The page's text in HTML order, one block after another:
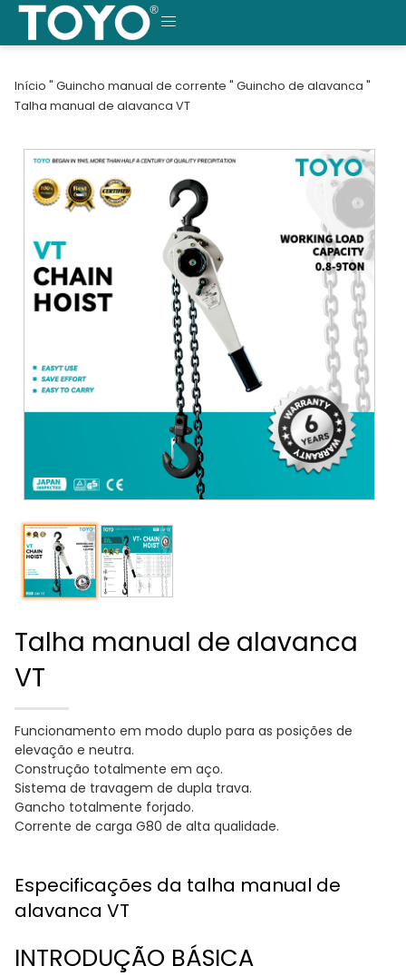
Saltar
o
MENU
Início " Guincho manual de corrente " Guincho de alavanca "
Talha manual de alavanca VT
Talha manual de alavanca
VT
Funcionamento em modo duplo para as posições de
elevação e neutra.
Construção totalmente em aço.
Sistema de travagem de dupla trava.
Gancho totalmente forjado.
Corrente de carga G80 de alta qualidade.
Especificações da talha manual de
alavanca VT
INTRODUÇÃO BÁSICA